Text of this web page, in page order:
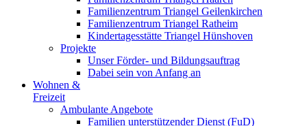
Familienzentrum Triangel Geilenkirchen
Familienzentrum Triangel Ratheim
Kindertagesstätte Triangel Hünshoven
Projekte
Unser Förder- und Bildungsauftrag
Dabei sein von Anfang an
Wohnen &
Freizeit
Ambulante Angebote
Familien unterstützender Dienst (FuD)